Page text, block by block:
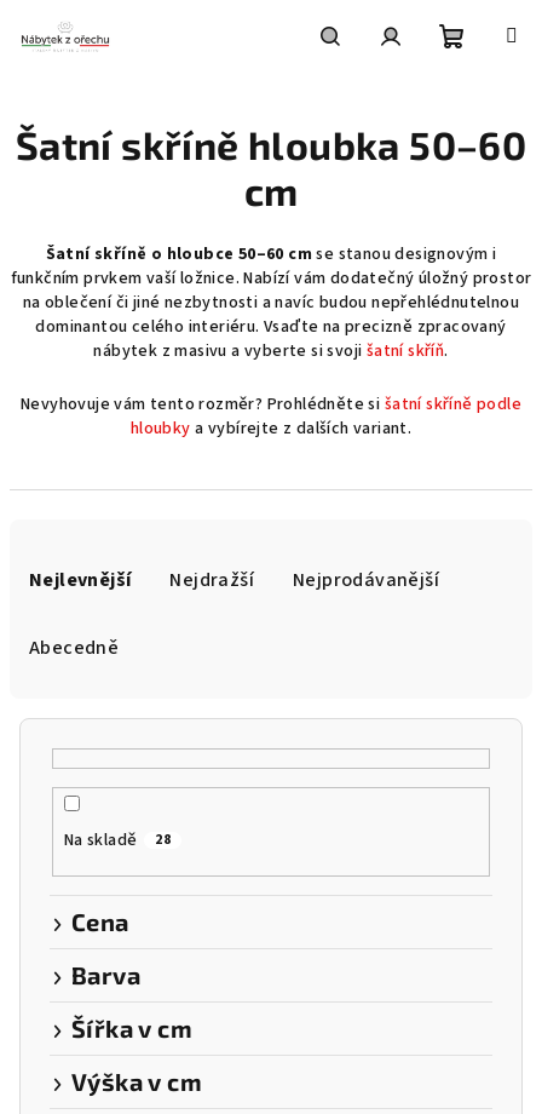
obsah
košík
Šatní skříně hloubka 50–60
cm
Šatní skříně o hloubce 50–60 cm se stanou designovým i
funkčním prvkem vaší ložnice. Nabízí vám dodatečný úložný prostor
na oblečení či jiné nezbytnosti a navíc budou nepřehlédnutelnou
dominantou celého interiéru. Vsaďte na precizně zpracovaný
nábytek z masivu a vyberte si svoji šatní skříň.
Nevyhovuje vám tento rozměr? Prohlédněte si šatní skříně podle
hloubky a vybírejte z dalších variant.
Nejlevnější Nejdražší Nejprodávanější
Abecedně
Na skladě 28
Cena
Barva
Šířka v cm
Výška v cm